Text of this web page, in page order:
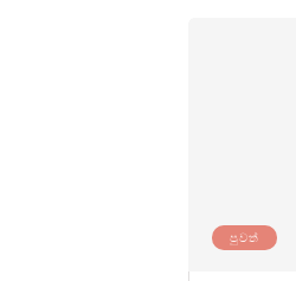
පුවත්